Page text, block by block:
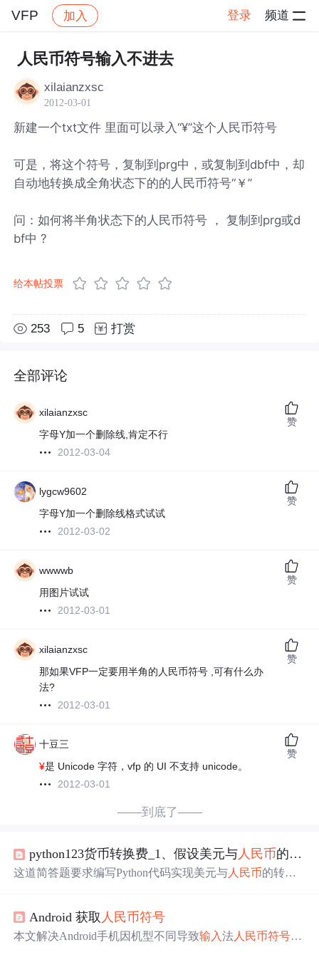
VFP 加入 登录 频道
社区 VFP 帖子详情
人民币符号输入不进去
xilaianzxsc
2012-03-01
新建一个txt文件 里面可以录入“¥”这个人民币符号
可是，将这个符号，复制到prg中，或复制到dbf中，却
自动地转换成全角状态下的的人民币符号“￥”
问：如何将半角状态下的人民币符号 ， 复制到prg或d
bf中 ?
给本帖投票
253 5 打赏
全部评论
xilaianzxsc
字母Y加一个删除线,肯定不行
2012-03-04
赞
lygcw9602
字母Y加一个删除线格式试试
2012-03-02
赞
wwwwb
用图片试试
2012-03-01
赞
xilaianzxsc
那如果VFP一定要用半角的人民币符号 ,可有什么办
法?
2012-03-01
赞
十豆三
¥是 Unicode 字符，vfp 的 UI 不支持 unicode。
2012-03-01
赞
——到底了——
python123货币转换费_1、假设美元与人民币的汇率为:1美元=7.03
这道简答题要求编写Python代码实现美元与 人民币的转
后的金额，保留2位小数。
Android 获取 人民币符号
本文解决Android手机因机型不同导致输入法 人民币符号显